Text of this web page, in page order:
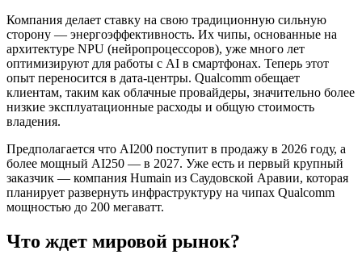
Компания делает ставку на свою традиционную сильную
сторону — энергоэффективность. Их чипы, основанные на
архитектуре NPU (нейропроцессоров), уже много лет
оптимизируют для работы с AI в смартфонах. Теперь этот
опыт переносится в дата-центры. Qualcomm обещает
клиентам, таким как облачные провайдеры, значительно более
низкие эксплуатационные расходы и общую стоимость
владения.
Предполагается что AI200 поступит в продажу в 2026 году, а
более мощный AI250 — в 2027. Уже есть и первый крупный
заказчик — компания Humain из Саудовской Аравии, которая
планирует развернуть инфраструктуру на чипах Qualcomm
мощностью до 200 мегаватт.
Что ждет мировой рынок?